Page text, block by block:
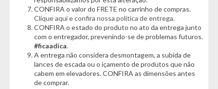
*Características informadas pelo fabricante da marca*
Informações Técnicas:
- Marca: Bel
- Modelo: Iglú
- Capacidade: 4 pessoas
CONFIRA o valor do FRETE no carrinho de compras.
Clique aqui e confira nossa política de entrega.
CONFIRA o estado do produto no ato da entrega junto
com o entregador, prevenindo-se de problemas futuros.
#ficaadica.
A entrega não considera desmontagem, a subida de
lances de escada ou o içamento de produtos que não
cabem em elevadores. CONFIRA as dimensões antes
de comprar.